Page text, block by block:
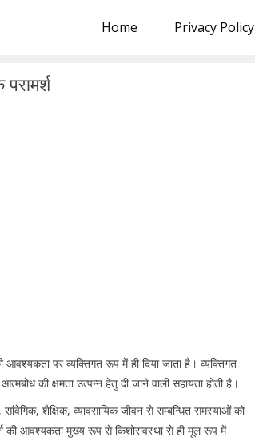
Home Privacy Policy
आवश्यकता पर व्यक्तिगत रूप में ही दिया जाता है। व्यक्तिगत
की क्षमता उत्पन्न हेतु दी जाने वाली सहायता होती है।
शैक्षिक, व्यावसायिक जीवन से सम्बन्धित समस्याओं को
की आवश्यकता मुख्य रूप से किशोरावस्था से ही मूल रूप में